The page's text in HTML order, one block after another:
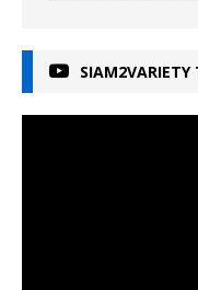
SIAM2VARIETY